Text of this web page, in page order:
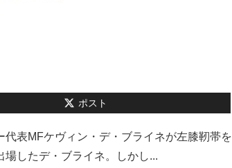
ポスト
表MFケヴィン・デ・ブライネが左膝靭帯を
したデ・ブライネ。しかし...